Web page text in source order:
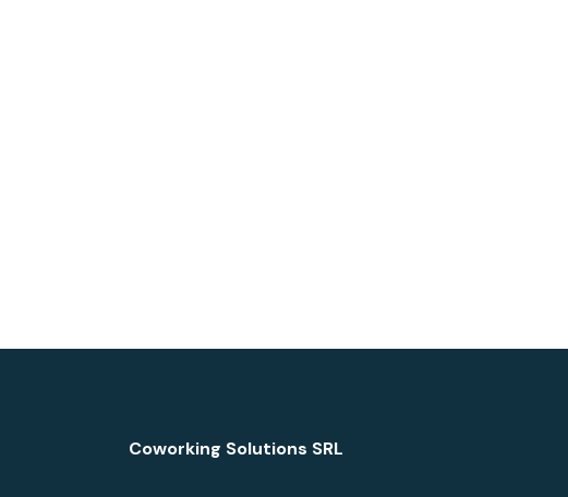
Coworking Solutions SRL